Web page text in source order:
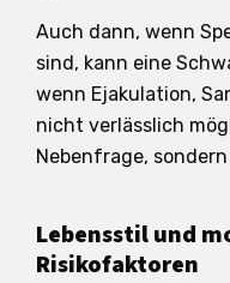
Auch dann, wenn
sind, kann eine
wenn Ejakulation,
nicht verlässlich
Nebenfrage,
Lebensstil und
Risikofaktoren